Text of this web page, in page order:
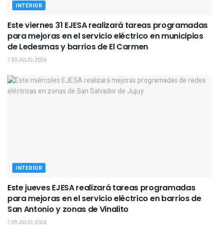
INTERIOR
Este viernes 31 EJESA realizará tareas programadas
para mejoras en el servicio eléctrico en municipios
de Ledesmas y barrios de El Carmen
30 JULIO, 2026
INTERIOR
Este jueves EJESA realizará tareas programadas
para mejoras en el servicio eléctrico en barrios de
San Antonio y zonas de Vinalito
29 JULIO, 2026